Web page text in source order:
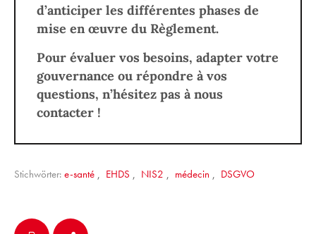
d’anticiper les différentes phases de
mise en œuvre du Règlement.
Pour évaluer vos besoins, adapter votre
gouvernance ou répondre à vos
questions, n’hésitez pas à nous
contacter !
Stichwörter: e-santé , EHDS , NIS2 , médecin , DSGVO